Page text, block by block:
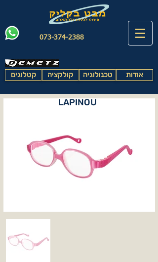
073-374-2388
קטלוגים קולקציה טכנולוגיה אודות
LAPINOU